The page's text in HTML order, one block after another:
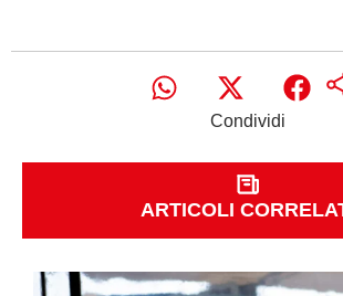
Condividi
ARTICOLI